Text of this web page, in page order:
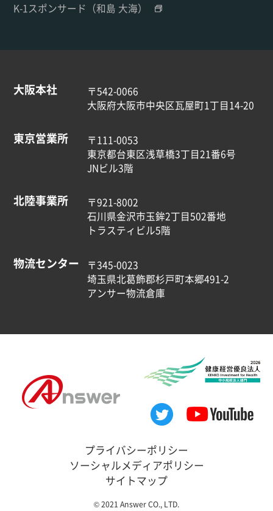
K-1スポンサード（和島 大海）
大阪本社
〒542-0066
大阪府大阪市中央区瓦屋町1丁目14-20
東京営業所
〒111-0053
東京都台東区浅草橋3丁目21番6号
JNビル3階
北陸事業所
〒921-8002
石川県金沢市玉鉾2丁目502番地
トラスティビル5階
物流センター
〒345-0023
埼玉県北葛飾郡杉戸町本郷491-2
アンサー物流倉庫
プライバシーポリシー
ソーシャルメディアポリシー
サイトマップ
© 2021 Answer CO., LTD.